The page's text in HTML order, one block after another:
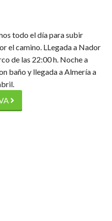
todo el día para subir
el camino. LLegada a Nador
de las 22:00 h. Noche a
baño y llegada a Almería a